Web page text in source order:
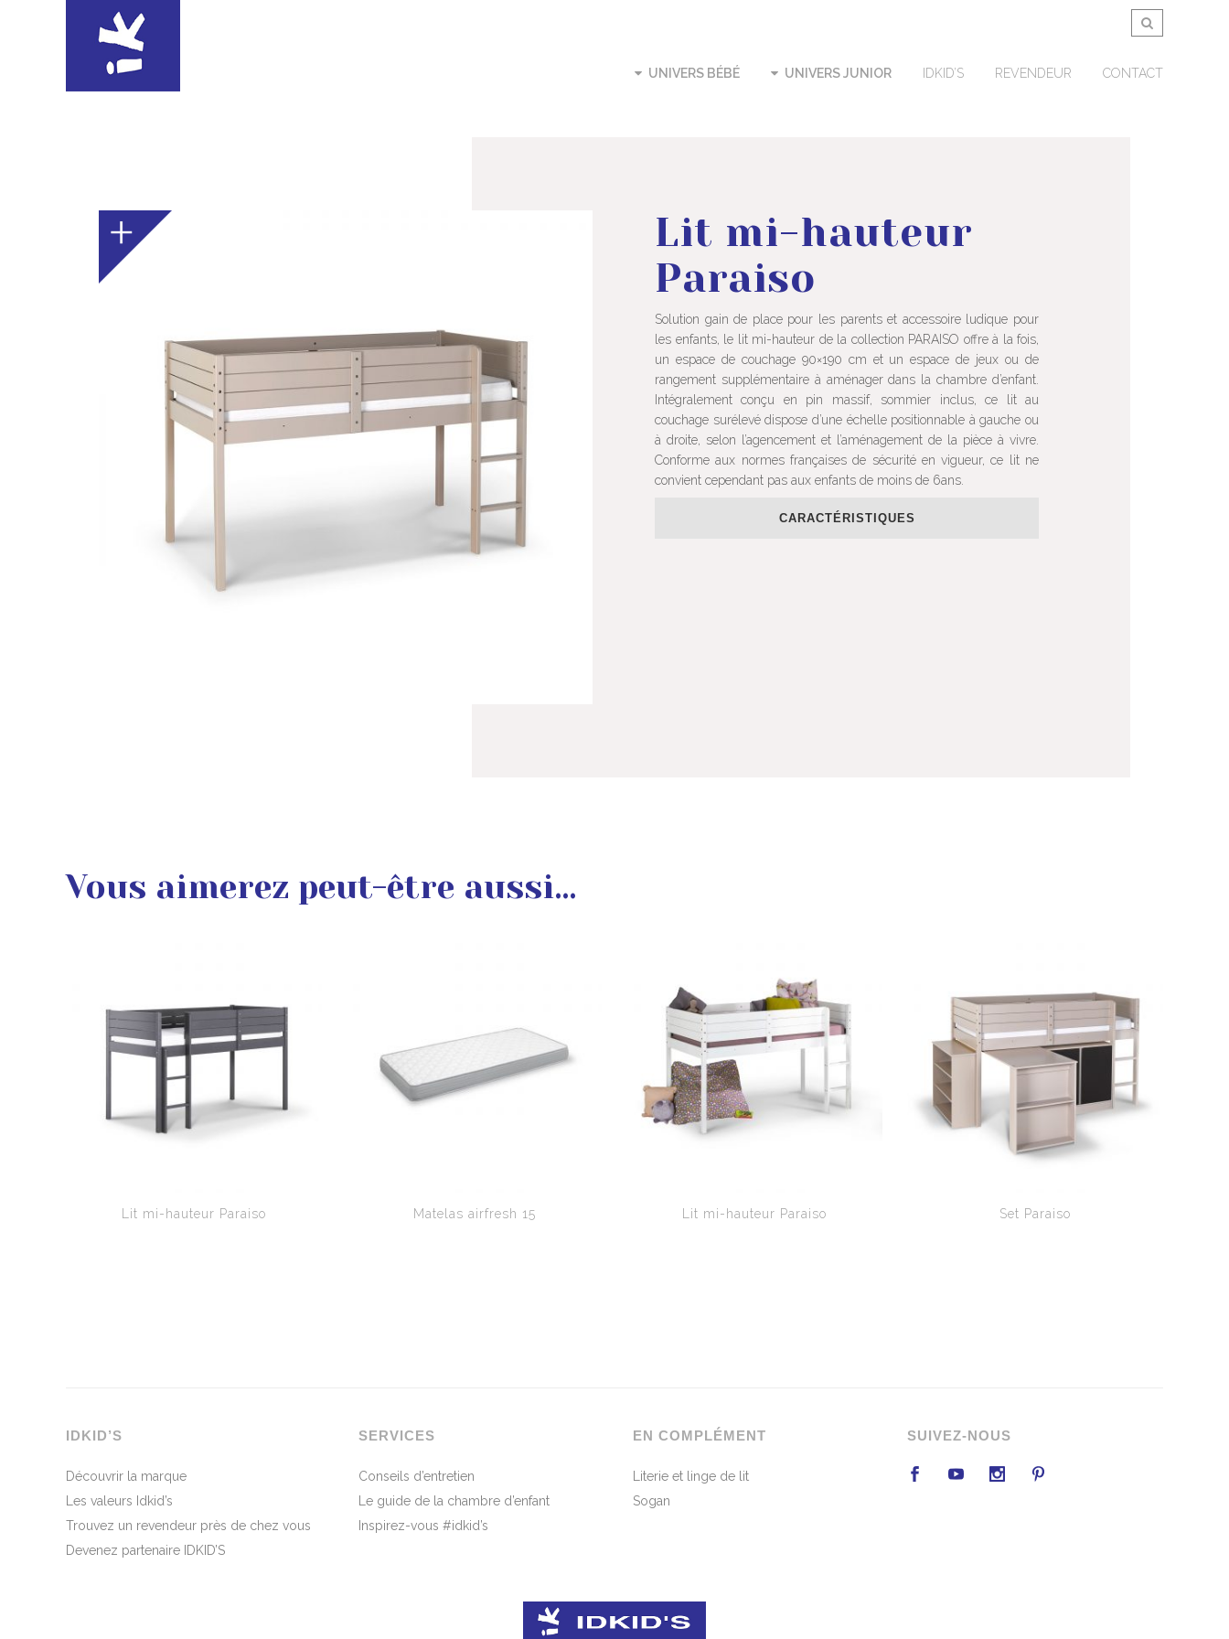
UNIVERS BÉBÉ UNIVERS JUNIOR IDKID’S REVENDEUR CONTACT
Lit mi-hauteur
Paraiso
Solution gain de place pour les parents et accessoire ludique pour
les enfants, le lit mi-hauteur de la collection PARAISO offre à la fois,
un espace de couchage 90×190 cm et un espace de jeux ou de
rangement supplémentaire à aménager dans la chambre d’enfant.
Intégralement conçu en pin massif, sommier inclus, ce lit au
couchage surélevé dispose d’une échelle positionnable à gauche ou
à droite, selon l’agencement et l’aménagement de la pièce à vivre.
Conforme aux normes françaises de sécurité en vigueur, ce lit ne
convient cependant pas aux enfants de moins de 6ans.
CARACTÉRISTIQUES
Vous aimerez peut-être aussi…
Lit mi-hauteur Paraiso Matelas airfresh 15 Lit mi-hauteur Paraiso Set Paraiso
IDKID’S
Découvrir la marque
Les valeurs Idkid’s
Trouvez un revendeur près de chez vous
Devenez partenaire IDKID’S
SERVICES
Conseils d’entretien
Le guide de la chambre d’enfant
Inspirez-vous #idkid’s
EN COMPLÉMENT
Literie et linge de lit
Sogan
SUIVEZ-NOUS